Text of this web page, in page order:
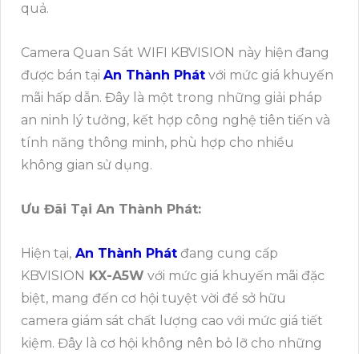
quả.
Camera Quan Sát WIFI KBVISION này hiện đang
được bán tại An Thành Phát với mức giá khuyến
mãi hấp dẫn. Đây là một trong những giải pháp
an ninh lý tưởng, kết hợp công nghệ tiên tiến và
tính năng thông minh, phù hợp cho nhiều
không gian sử dụng.
Ưu Đãi Tại An Thành Phát:
Hiện tại, An Thành Phát đang cung cấp
KBVISION KX-A5W với mức giá khuyến mãi đặc
biệt, mang đến cơ hội tuyệt vời để sở hữu
camera giám sát chất lượng cao với mức giá tiết
kiệm. Đây là cơ hội không nên bỏ lỡ cho những